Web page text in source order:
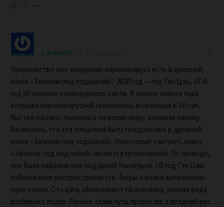
-5
Laraperl
Пророчество про эпидемию коронавируса есть в древней
книге «Записки под подушкой»? 2020 год — год Гэн Цзы, 37-й
год 60-ричного календарного цикла. В начале нового года
вспышка коронавирусной пневмонии, возникшая в Китае,
быстро распространилась по всему миру, вызывая панику.
Возможно, что эта эпидемия была предсказана в древней
книге «Записки под подушкой». Некоторые считают, книга
«Записки под подушкой» является пророческой. По легенде,
она была найдена под подушкой Конфуция. «В год Гэн Цзы
заболевание распространяется. Тигры и волки заполонили
горы и реки. Сто цянь обменивают на шэн риса, речная вода
разбивает лодку. Ранние злаки чуть проросли, а поздний рис